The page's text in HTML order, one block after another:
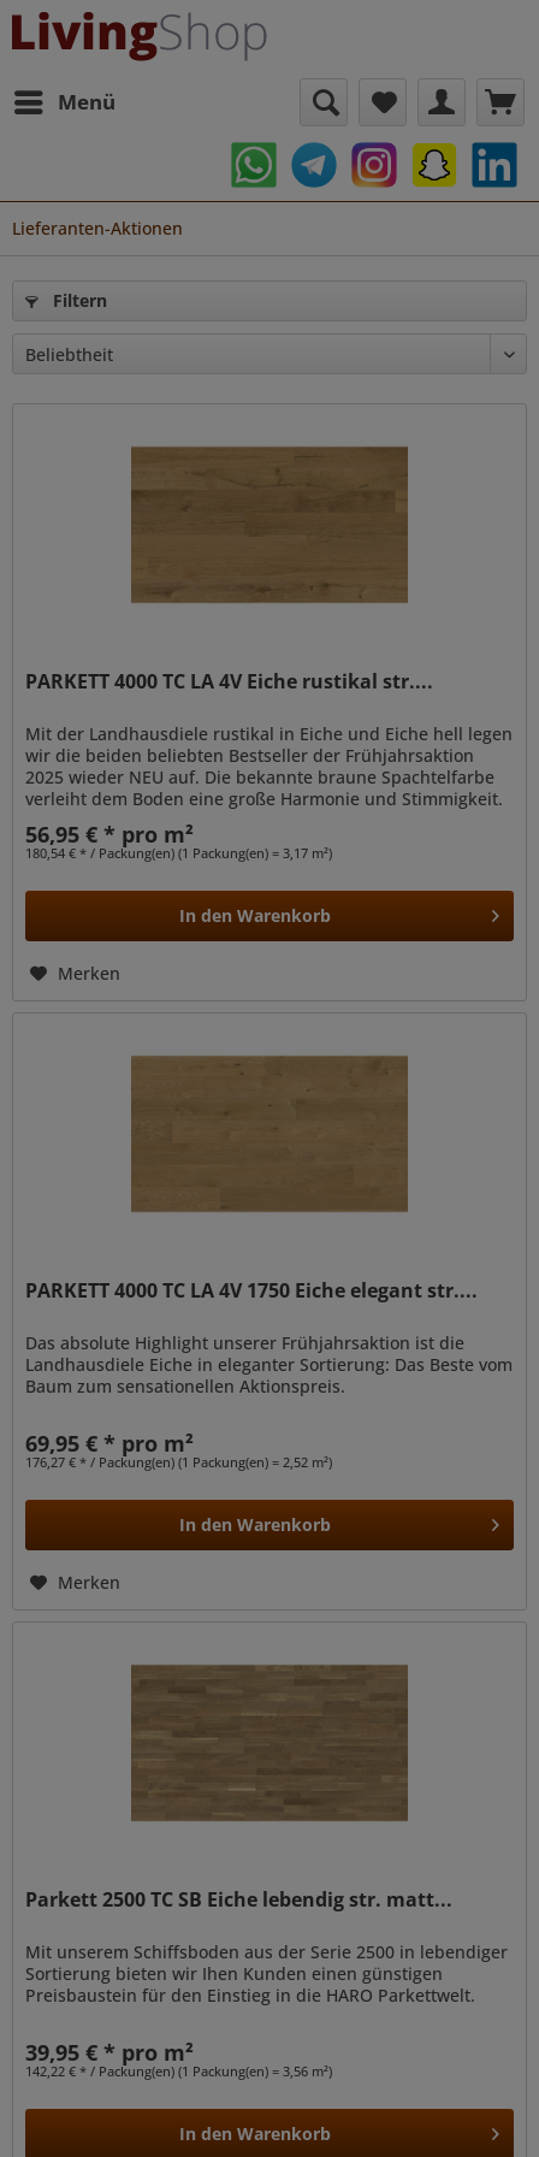
Menü
Lieferanten-Aktionen
Filtern
PARKETT 4000 TC LA 4V Eiche rustikal str....
Mit der Landhausdiele rustikal in Eiche und Eiche hell legen
wir die beiden beliebten Bestseller der Frühjahrsaktion
2025 wieder NEU auf. Die bekannte braune Spachtelfarbe
verleiht dem Boden eine große Harmonie und Stimmigkeit.
56,95 € * pro m²
180,54 € * / Packung(en) (1 Packung(en) = 3,17 m²)
In den Warenkorb
Merken
PARKETT 4000 TC LA 4V 1750 Eiche elegant str....
Das absolute Highlight unserer Frühjahrsaktion ist die
Landhausdiele Eiche in eleganter Sortierung: Das Beste vom
Baum zum sensationellen Aktionspreis.
69,95 € * pro m²
176,27 € * / Packung(en) (1 Packung(en) = 2,52 m²)
In den Warenkorb
Merken
Parkett 2500 TC SB Eiche lebendig str. matt...
Mit unserem Schiffsboden aus der Serie 2500 in lebendiger
Sortierung bieten wir Ihen Kunden einen günstigen
Preisbaustein für den Einstieg in die HARO Parkettwelt.
39,95 € * pro m²
142,22 € * / Packung(en) (1 Packung(en) = 3,56 m²)
In den Warenkorb